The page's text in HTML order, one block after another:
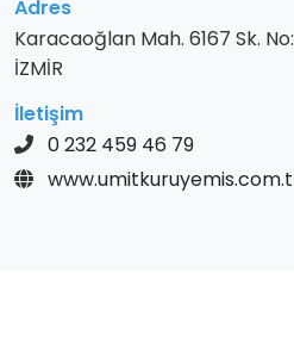
Adres
Karacaoğlan Mah. 6167 Sk.
İZMİR
İletişim
0 232 459 46 79